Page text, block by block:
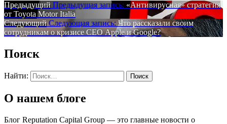
Предыдущий Предыдущая запись: «Антивирусная» стратегия
от Toyota Motor Italia
Следующий Следующая запись: Что рассказали своим
сотрудникам о кризисе СЕО Apple и Google?
Поиск
Найти:
О нашем блоге
Блог Reputation Capital Group — это главные новости о